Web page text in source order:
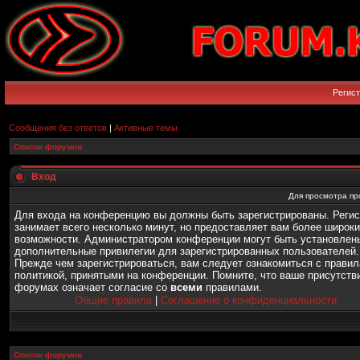
Сообщения без ответов | Активные темы
Список форумов
Вход
Для просмотра
Для входа на конференцию вы должны быть зарегистрированы.
занимает всего несколько минут, но предоставляет вам более
возможности. Администратором конференции могут быть
дополнительные привилегии для зарегистрированных пользователей.
Прежде чем зарегистрироваться, вам следует ознакомиться с
политикой, принятыми на конференции. Помните, что ваше
форумах означает согласие со всеми правилами.
Общие правила
Соглашение о конфиденциальности
Список форумов